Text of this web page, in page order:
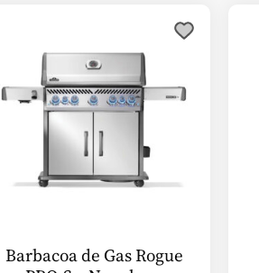
Barbacoa de Gas Rogue
producto
múltiples
variantes.
en